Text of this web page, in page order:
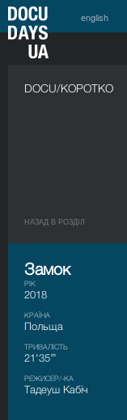
english
DOCU/КОРОТКО
НАЗАД В РОЗДIЛ
Замок
РІК
2018
КРАЇНА
Польща
ТРИВАЛІСТЬ
21'35’’’
РЕЖИСЕР/-КА
Тадеуш Кабіч